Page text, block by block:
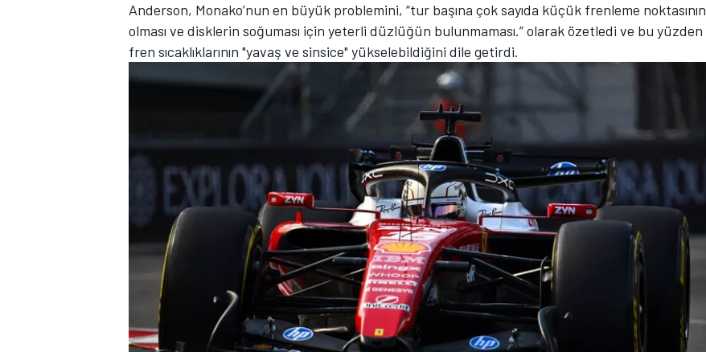
Anderson, Monako’nun en büyük problemini, “tur başına çok sayıda küçük frenleme noktasının
olması ve disklerin soğuması için yeterli düzlüğün bulunmaması.” olarak özetledi ve bu yüzden
fren sıcaklıklarının "yavaş ve sinsice" yükselebildiğini dile getirdi.